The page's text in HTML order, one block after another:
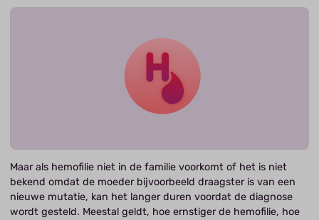
Maar als hemofilie niet in de familie voorkomt of het is niet
bekend omdat de moeder bijvoorbeeld draagster is van een
nieuwe mutatie, kan het langer duren voordat de diagnose
wordt gesteld. Meestal geldt, hoe ernstiger de hemofilie, hoe